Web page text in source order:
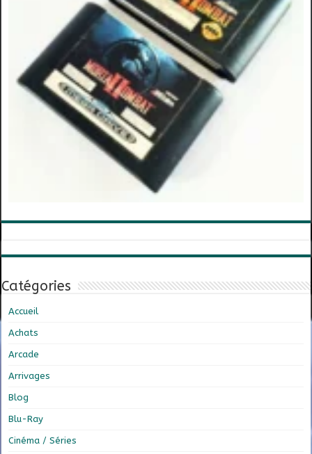
Catégories
Accueil
Achats
Arcade
Arrivages
Blog
Blu-Ray
Cinéma / Séries